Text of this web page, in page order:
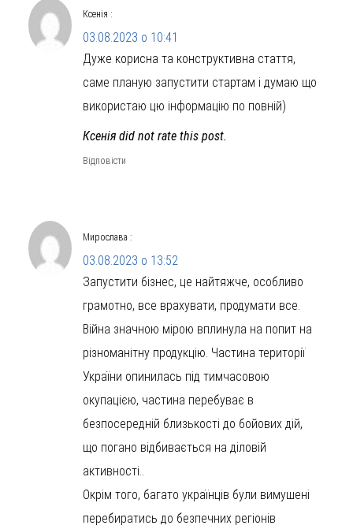
Ксенія :
03.08.2023 о 10:41
Дуже корисна та конструктивна стаття,
саме планую запустити стартам і думаю що
використаю цю інформацію по повній)
Ксенія did not rate this post.
Відповісти
Мирослава :
03.08.2023 о 13:52
Запустити бізнес, це найтяжче, особливо
грамотно, все врахувати, продумати все.
Війна значною мірою вплинула на попит на
різноманітну продукцію. Частина території
України опинилась під тимчасовою
окупацією, частина перебуває в
безпосередній близькості до бойових дій,
що погано відбивається на діловій
активності..
Окрім того, багато українців були вимушені
перебиратись до безпечних регіонів